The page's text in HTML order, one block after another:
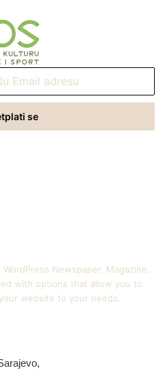
Newspaper, Magazine,
with options that allow you to
website to your needs.